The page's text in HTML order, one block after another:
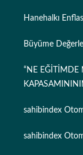
Hanehalkı
Büyüme
“NE EĞİTİMDE
sahibindex
sahibindex